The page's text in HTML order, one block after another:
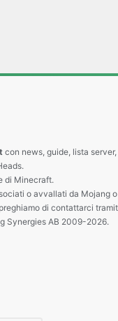
con news, guide, lista
di Minecraft.
o avvallati da Mojang
di contattarci
Synergies AB 2009-2026.